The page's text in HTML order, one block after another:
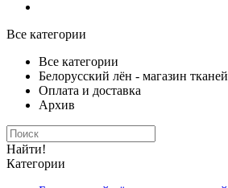
Все категории
Все категории
Белорусский лён - магазин тканей
Оплата и доставка
Архив
Найти!
Категории